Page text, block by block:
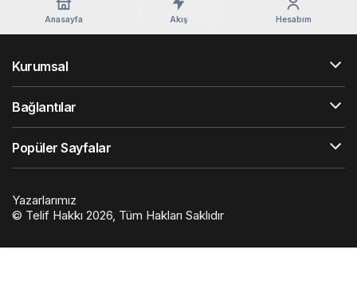
Anasayfa Akış Hesabım
Kurumsal
Bağlantılar
Popüler Sayfalar
Yazarlarımız
© Telif Hakkı 2026, Tüm Hakları Saklıdır